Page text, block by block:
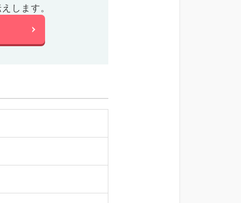
します。